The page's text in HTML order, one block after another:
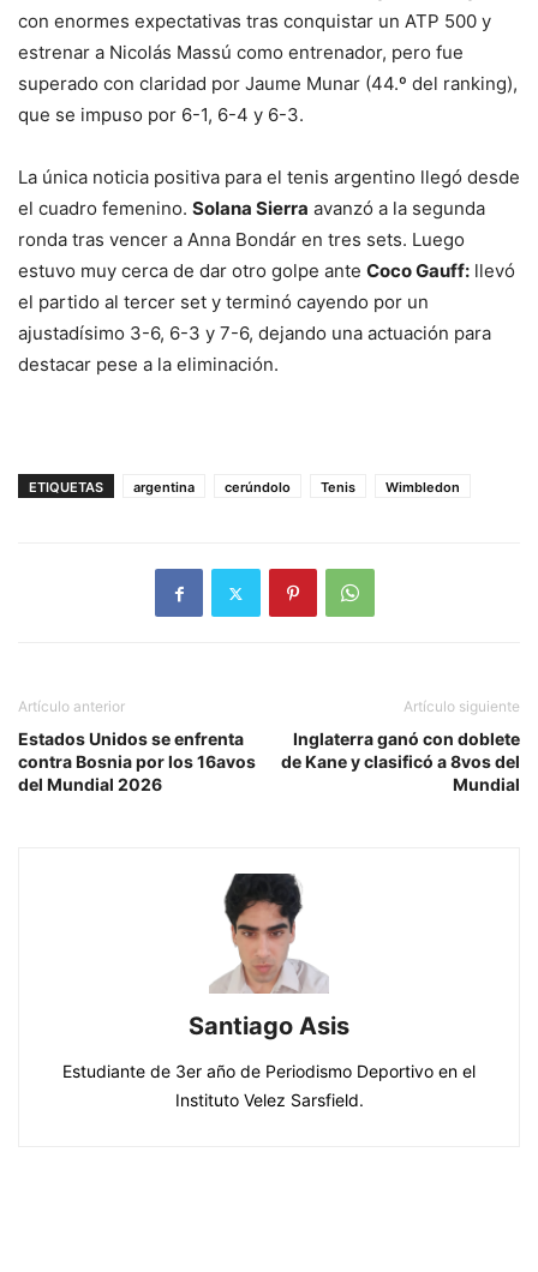
con enormes expectativas tras conquistar un ATP 500 y
estrenar a Nicolás Massú como entrenador, pero fue
superado con claridad por Jaume Munar (44.º del ranking),
que se impuso por 6-1, 6-4 y 6-3.
La única noticia positiva para el tenis argentino llegó desde
el cuadro femenino. Solana Sierra avanzó a la segunda
ronda tras vencer a Anna Bondár en tres sets. Luego
estuvo muy cerca de dar otro golpe ante Coco Gauff: llevó
el partido al tercer set y terminó cayendo por un
ajustadísimo 3-6, 6-3 y 7-6, dejando una actuación para
destacar pese a la eliminación.
ETIQUETAS argentina cerúndolo Tenis Wimbledon
Artículo anterior
Estados Unidos se enfrenta
contra Bosnia por los 16avos
del Mundial 2026
Artículo siguiente
Inglaterra ganó con doblete
de Kane y clasificó a 8vos del
Mundial
Santiago Asis
Estudiante de 3er año de Periodismo Deportivo en el
Instituto Velez Sarsfield.